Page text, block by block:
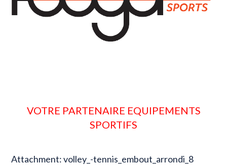
VOTRE PARTENAIRE EQUIPEMENTS
SPORTIFS
Attachment: volley_-tennis_embout_arrondi_8